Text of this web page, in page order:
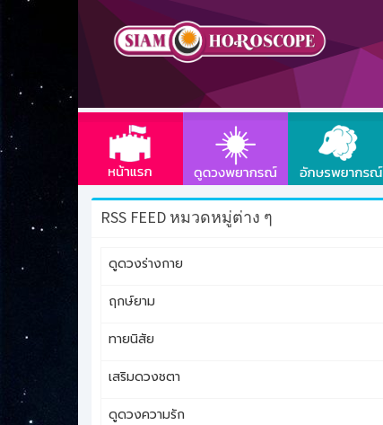
RSS FEED หมวดหมู่ต่าง ๆ
ดูดวงร่างกาย
ฤกษ์ยาม
ทายนิสัย
เสริมดวงชตา
ดูดวงความรัก